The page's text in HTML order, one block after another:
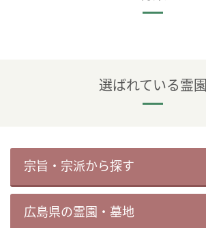
選ばれている霊園
宗旨・宗派から探す
広島県の霊園・墓地